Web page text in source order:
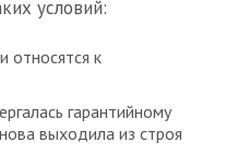
условий:
относятся к
гарантийному
выходила из строя